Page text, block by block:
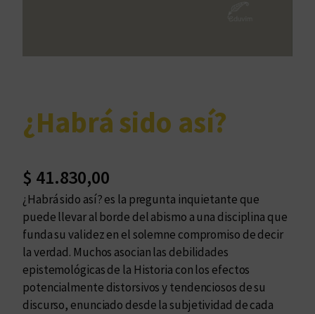
¿Habrá sido así?
$ 41.830,00
¿Habrá sido así? es la pregunta inquietante que
puede llevar al borde del abismo a una disciplina que
funda su validez en el solemne compromiso de decir
la verdad. Muchos asocian las debilidades
epistemológicas de la Historia con los efectos
potencialmente distorsivos y tendenciosos de su
discurso, enunciado desde la subjetividad de cada